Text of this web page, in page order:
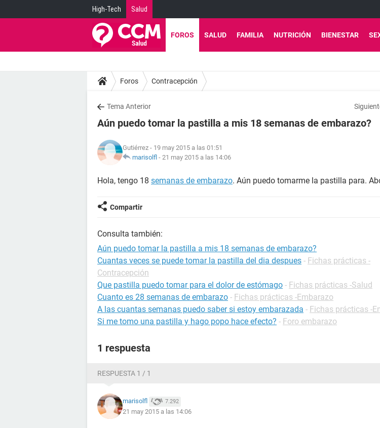
High-Tech Salud
FOROS SALUD FAMILIA NUTRICIÓN BIENESTAR
Foros Contracepción
Tema Anterior
Aún puedo tomar la pastilla a mis 18 semanas de embarazo?
Gutiérrez - 19 may 2015 a las 01:51
marisolfl - 21 may 2015 a las 14:06
Hola, tengo 18 semanas de embarazo. Aún puedo tomarme la pastilla para.
Compartir
Consulta también:
Aún puedo tomar la pastilla a mis 18 semanas de embarazo?
Cuantas veces se puede tomar la pastilla del dia despues - Fichas prácticas -
Contracepción
Que pastilla puedo tomar para el dolor de estómago - Fichas prácticas -Salud
Cuanto es 28 semanas de embarazo - Fichas prácticas -Embarazo
A las cuantas semanas puedo saber si estoy embarazada - Fichas prácticas -
Si me tomo una pastilla y hago popo hace efecto? - Foro embarazo
1 respuesta
RESPUESTA 1 / 1
marisolfl 7.292
21 may 2015 a las 14:06